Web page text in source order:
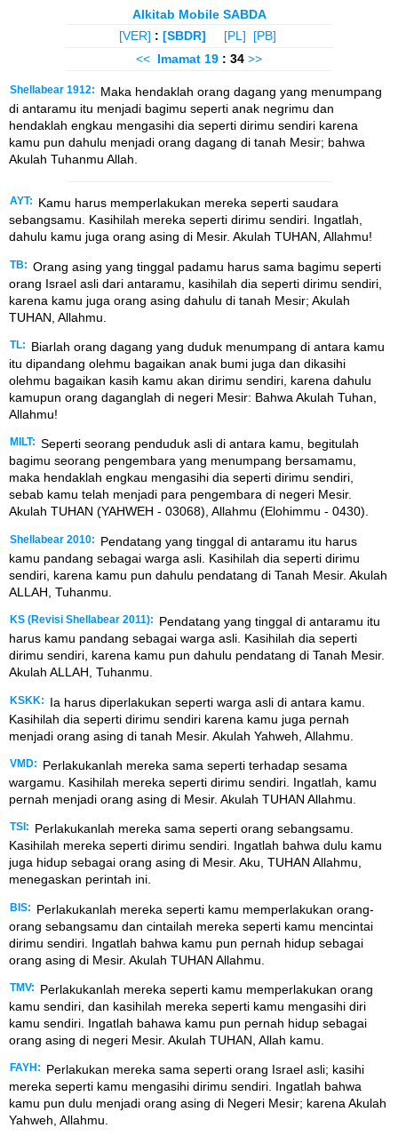
Alkitab Mobile SABDA
[VER] : [SBDR] [PL]
[PB]
<< Imamat 19 : 34 >>
Shellabear 1912:
Maka hendaklah orang dagang yang menumpang
di antaramu itu menjadi bagimu seperti anak negrimu dan
hendaklah engkau mengasihi dia seperti dirimu sendiri karena
kamu pun dahulu menjadi orang dagang di tanah Mesir; bahwa
Akulah Tuhanmu Allah.
AYT:
Kamu harus memperlakukan mereka seperti saudara
sebangsamu. Kasihilah mereka seperti dirimu sendiri. Ingatlah,
dahulu kamu juga orang asing di Mesir. Akulah TUHAN, Allahmu!
TB: Orang asing yang tinggal padamu harus sama bagimu seperti
orang Israel asli dari antaramu, kasihilah dia seperti dirimu sendiri,
karena kamu juga orang asing dahulu di tanah Mesir; Akulah
TUHAN, Allahmu.
TL:
Biarlah orang dagang yang duduk menumpang di antara kamu
itu dipandang olehmu bagaikan anak bumi juga dan dikasihi
olehmu bagaikan kasih kamu akan dirimu sendiri, karena dahulu
kamupun orang daganglah di negeri Mesir: Bahwa Akulah Tuhan,
Allahmu!
MILT: Seperti seorang penduduk asli di antara kamu, begitulah
bagimu seorang pengembara yang menumpang bersamamu,
maka hendaklah engkau mengasihi dia seperti dirimu sendiri,
sebab kamu telah menjadi para pengembara di negeri Mesir.
Akulah TUHAN (YAHWEH - 03068), Allahmu (Elohimmu - 0430).
Shellabear 2010:
Pendatang yang tinggal di antaramu itu harus
kamu pandang sebagai warga asli. Kasihilah dia seperti dirimu
sendiri, karena kamu pun dahulu pendatang di Tanah Mesir. Akulah
ALLAH, Tuhanmu.
KS (Revisi Shellabear 2011):
Pendatang yang tinggal di antaramu itu
harus kamu pandang sebagai warga asli. Kasihilah dia seperti
dirimu sendiri, karena kamu pun dahulu pendatang di Tanah Mesir.
Akulah ALLAH, Tuhanmu.
KSKK:
Ia harus diperlakukan seperti warga asli di antara kamu.
Kasihilah dia seperti dirimu sendiri karena kamu juga pernah
menjadi orang asing di tanah Mesir. Akulah Yahweh, Allahmu.
VMD:
Perlakukanlah mereka sama seperti terhadap sesama
wargamu. Kasihilah mereka seperti dirimu sendiri. Ingatlah, kamu
pernah menjadi orang asing di Mesir. Akulah TUHAN Allahmu.
TSI:
Perlakukanlah mereka sama seperti orang sebangsamu.
Kasihilah mereka seperti dirimu sendiri. Ingatlah bahwa dulu kamu
juga hidup sebagai orang asing di Mesir. Aku, TUHAN Allahmu,
menegaskan perintah ini.
BIS:
Perlakukanlah mereka seperti kamu memperlakukan orang-
orang sebangsamu dan cintailah mereka seperti kamu mencintai
dirimu sendiri. Ingatlah bahwa kamu pun pernah hidup sebagai
orang asing di Mesir. Akulah TUHAN Allahmu.
TMV:
Perlakukanlah mereka seperti kamu memperlakukan orang
kamu sendiri, dan kasihilah mereka seperti kamu mengasihi diri
kamu sendiri. Ingatlah bahawa kamu pun pernah hidup sebagai
orang asing di negeri Mesir. Akulah TUHAN, Allah kamu.
FAYH:
Perlakukan mereka sama seperti orang Israel asli; kasihi
mereka seperti kamu mengasihi dirimu sendiri. Ingatlah bahwa
kamu pun dulu menjadi orang asing di Negeri Mesir; karena Akulah
Yahweh, Allahmu.